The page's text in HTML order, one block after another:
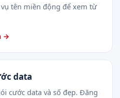
tên miền động để xem từ
→
data
cước data và số đẹp. Đăng